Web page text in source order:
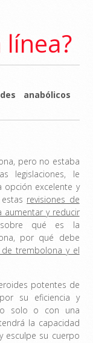
anabólicos
​​pero no estaba
legislaciones, le
opción excelente y
revisiones de
aumentar y reducir
sobre qué es la
​​por qué debe
trembolona y el
potentes de
su eficiencia y
solo o con una
la capacidad
esculpe su cuerpo